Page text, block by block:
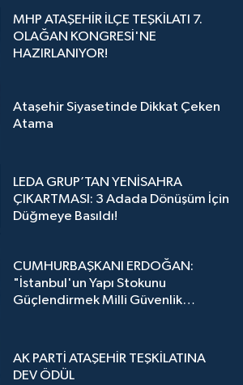
MHP ATAŞEHİR İLÇE TEŞKİLATI 7.
OLAĞAN KONGRESİ'NE
HAZIRLANIYOR!
Ataşehir Siyasetinde Dikkat Çeken
Atama
LEDA GRUP’TAN YENİSAHRA
ÇIKARTMASI: 3 Adada Dönüşüm İçin
Düğmeye Basıldı!
CUMHURBAŞKANI ERDOĞAN:
"İstanbul'un Yapı Stokunu
Güçlendirmek Milli Güvenlik
AK PARTİ ATAŞEHİR TEŞKİLATINA
DEV ÖDÜL